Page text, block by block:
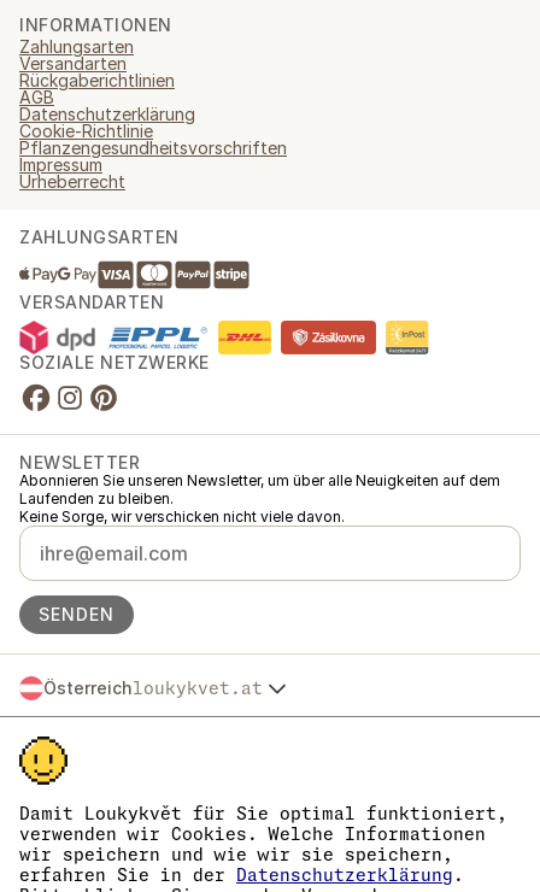
Damit Loukykvět für Sie optimal funktioniert,
verwenden wir Cookies. Welche Informationen
wir speichern und wie wir sie speichern,
erfahren Sie in der
Datenschutzerklärung .
INFORMATIONEN
Zahlungsarten
Versandarten
Rückgaberichtlinien
AGB
Datenschutzerklärung
Cookie-Richtlinie
Pflanzengesundheitsvorschriften
Impressum
Urheberrecht
ZAHLUNGSARTEN
VERSANDARTEN
SOZIALE NETZWERKE
NEWSLETTER
Abonnieren Sie unseren Newsletter, um über alle Neuigkeiten auf dem
Laufenden zu bleiben.
Keine Sorge, wir verschicken nicht viele davon.
SENDEN
Österreichloukykvet.at
Česko
Slovensko
Polska
Deutschland
France
België
Danmark
Eesti
Loukykvět s.r.o. ist im Handelsregister beim Stadtgericht in Prag,
Abteilung C, Einlage 268616 eingetragen.
Nummer EKF00180493 beteiligt.
Wir verwenden die Registrierungsnummer 0636 zur Ausstellung von
Pflanzenpässen.
Unsere Unternehmens-Identifikationsnummer lautet 05663687, die
USt-IdNr. ist CZ05663687.